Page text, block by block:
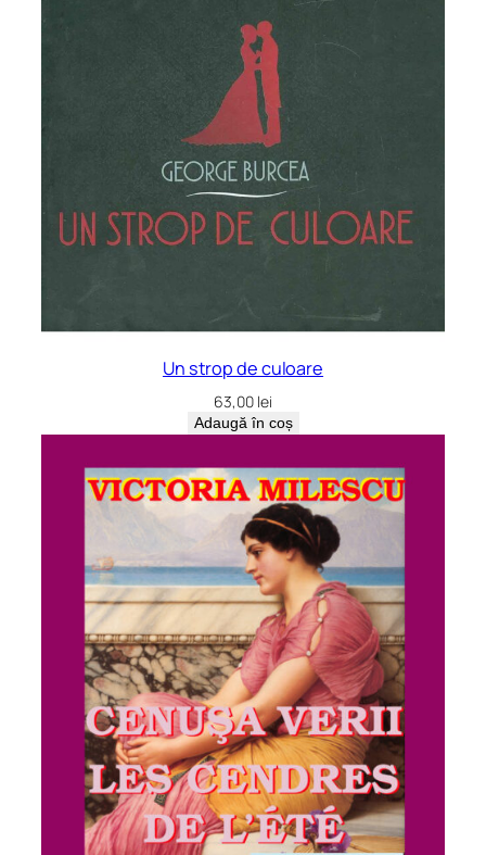
Un strop de culoare
63,00 lei
Adaugă în coș